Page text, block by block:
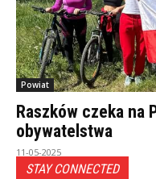
Powiat
Raszków czeka na
obywatelstwa
11-05-2025
STAY CONNECTED